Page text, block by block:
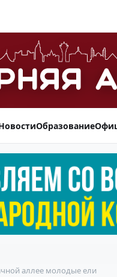
Образование
аллее молодые ели